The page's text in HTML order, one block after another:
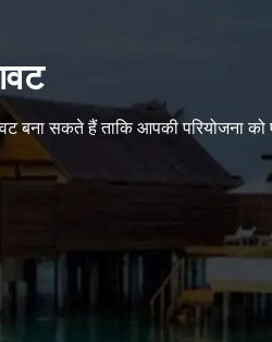
बना सकते हैं ताकि आपकी परियोजना